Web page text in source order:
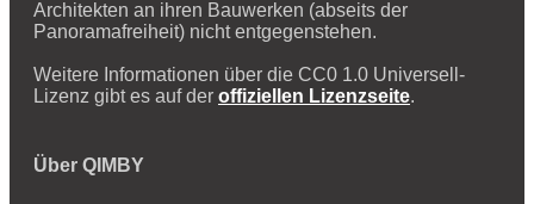
Architekten an ihren Bauwerken (abseits der
Panoramafreiheit) nicht entgegenstehen.
Weitere Informationen über die CC0 1.0 Universell-
Lizenz gibt es auf der offiziellen Lizenzseite.
Über QIMBY